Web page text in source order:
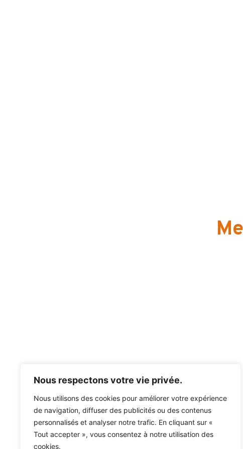
Nous respectons votre vie privée.
Nous utilisons des cookies pour améliorer votre expérience
de navigation, diffuser des publicités ou des contenus
personnalisés et analyser notre trafic. En cliquant sur «
Tout accepter », vous consentez à notre utilisation des
cookies.